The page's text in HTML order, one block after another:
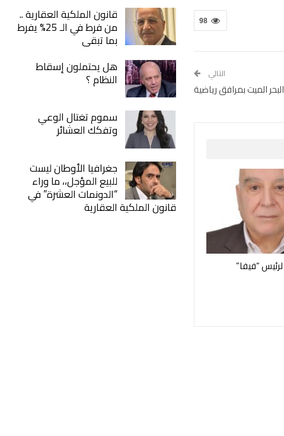
98
التالي
الميت بمرافق رياضية
لرئيس “فيفا”
قانون الملكية العقارية ..
من فرط في الـ 25% يفرط
بما تبقى
هل يحتملون إسقاط
النظام ؟
سموم تغتال الوعي
وتفكك العشائر
جغرافيا الأوطان ليست
للبيع المؤجل،، ما وراء
“الدونمات العشرة” في
قانون الملكية العقارية